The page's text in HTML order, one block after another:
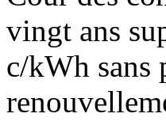
vingt ans
c/kWh sans